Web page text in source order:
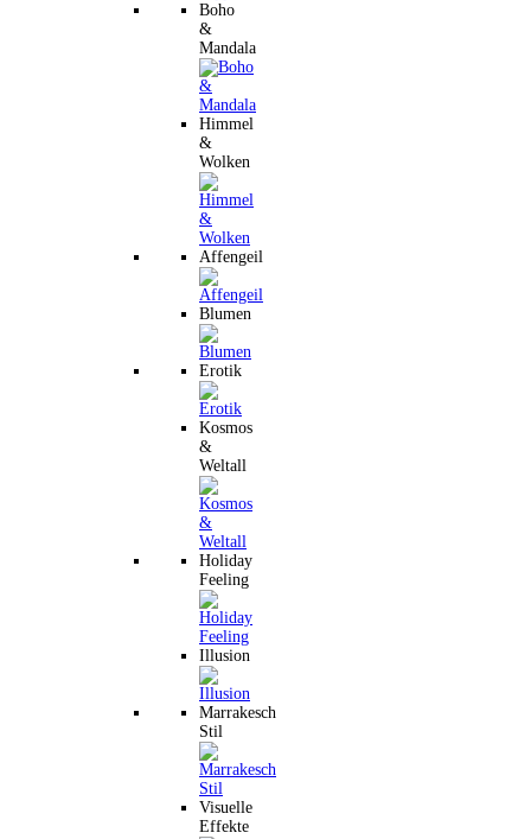
Boho
&
Mandala
Himmel
&
Wolken
Affengeil
Blumen
Erotik
Kosmos
&
Weltall
Holiday
Feeling
Illusion
Marrakesch
Stil
Visuelle
Effekte